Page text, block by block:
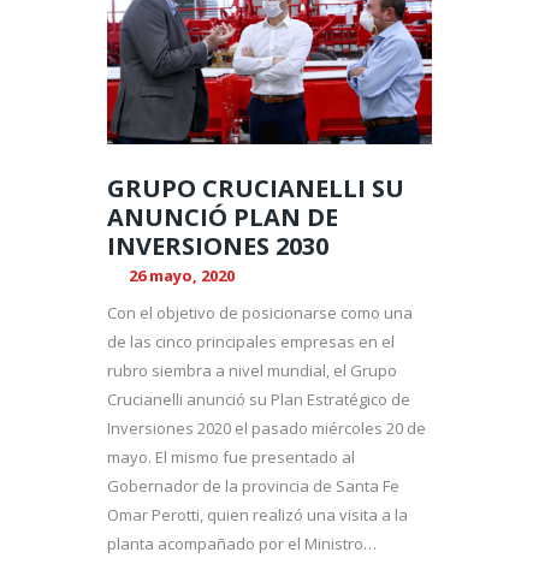
GRUPO CRUCIANELLI SU
ANUNCIÓ PLAN DE
INVERSIONES 2030
26 mayo, 2020
Con el objetivo de posicionarse como una
de las cinco principales empresas en el
rubro siembra a nivel mundial, el Grupo
Crucianelli anunció su Plan Estratégico de
Inversiones 2020 el pasado miércoles 20 de
mayo. El mismo fue presentado al
Gobernador de la provincia de Santa Fe
Omar Perotti, quien realizó una visita a la
planta acompañado por el Ministro…